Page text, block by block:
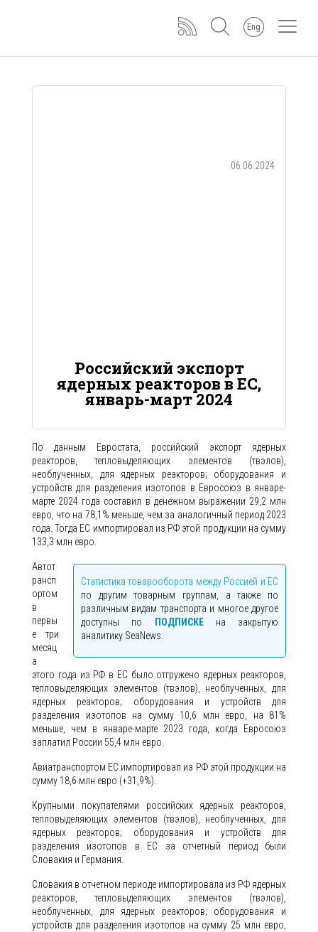
Eng
06.06.2024
Российский экспорт
ядерных реакторов в ЕС,
январь-март 2024
По данным Евростата, российский экспорт ядерных
реакторов, тепловыделяющих элементов (твэлов),
необлученных, для ядерных реакторов; оборудования и
устройств для разделения изотопов в Евросоюз в январе-
марте 2024 года составил в денежном выражении 29,2 млн
евро, что на 78,1% меньше, чем за аналогичный период 2023
года. Тогда ЕС импортировал из РФ этой продукции на сумму
133,3 млн евро.
Статистика товарооборота между Россией и ЕС
по другим товарным группам, а также по
различным видам транспорта и многое другое
доступны по
ПОДПИСКЕна закрытую
аналитику SeaNews.
Автот
рансп
ортом
в
первы
е три
месяц
а
этого года из РФ в ЕС было отгружено ядерных реакторов,
тепловыделяющих элементов (твэлов), необлученных, для
ядерных реакторов; оборудования и устройств для
разделения изотопов на сумму 10,6 млн евро, на 81%
меньше, чем в январе-марте 2023 года, когда Евросоюз
заплатил России 55,4 млн евро.
Авиатранспортом ЕС импортировал из РФ этой продукции на
сумму 18,6 млн евро (+31,9%).
Крупными покупателями российских ядерных реакторов,
тепловыделяющих элементов (твэлов), необлученных, для
ядерных реакторов; оборудования и устройств для
разделения изотопов в ЕС за отчетный период были
Словакия и Германия.
Словакия в отчетном периоде импортировала из РФ ядерных
реакторов, тепловыделяющих элементов (твэлов),
необлученных, для ядерных реакторов; оборудования и
устройств для разделения изотопов на сумму 25 млн евро,